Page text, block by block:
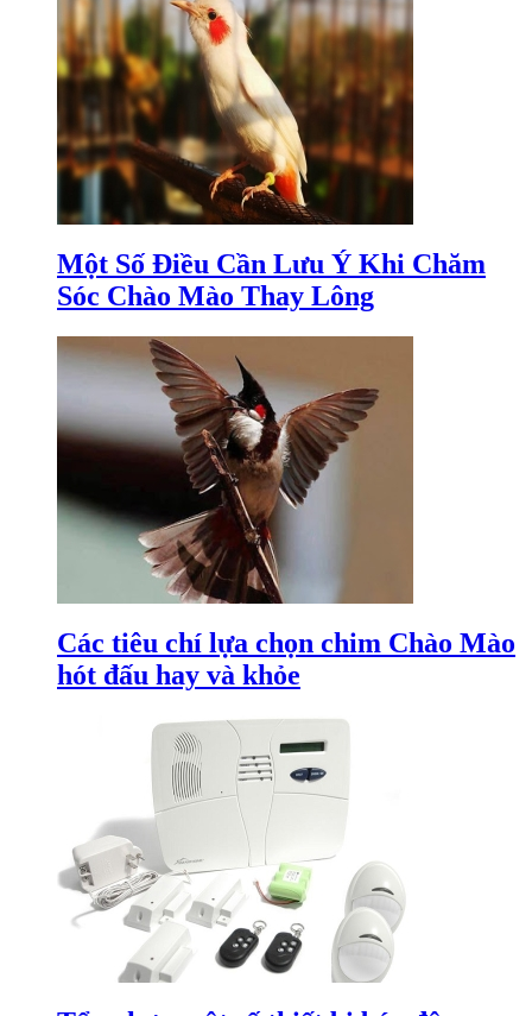
Một Số Điều Cần Lưu Ý Khi Chăm
Sóc Chào Mào Thay Lông
Các tiêu chí lựa chọn chim Chào Mào
hót đấu hay và khỏe